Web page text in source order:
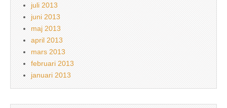
juli 2013
juni 2013
maj 2013
april 2013
mars 2013
februari 2013
januari 2013